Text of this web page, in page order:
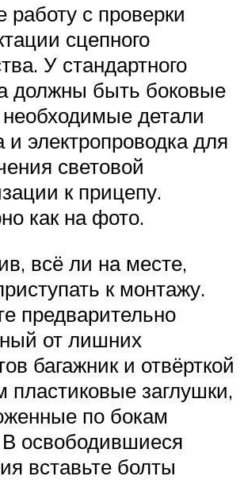
работу с проверки
сцепного
У стандартного
должны быть боковые
необходимые детали
и электропроводка для
световой
к прицепу.
как на фото.
всё ли на месте,
к монтажу.
предварительно
от лишних
багажник и отвёрткой
пластиковые заглушки,
по бокам
В освободившиеся
вставьте болты